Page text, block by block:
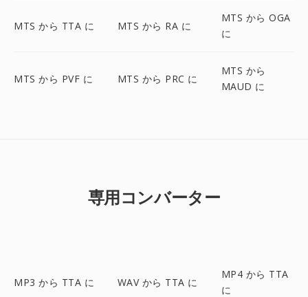
MTS から TTA に MTS から RA に
MTS から OGA
に
MTS から PVF に MTS から PRC に
MTS から
MAUD に
専用コンバーター
MP3 から TTA に WAV から TTA に
MP4 から TTA
に